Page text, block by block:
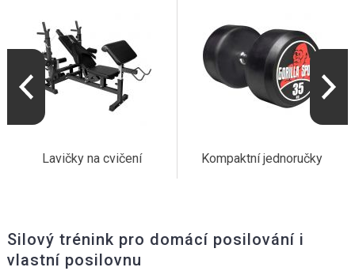
Lavičky na cvičení Kompaktní jednoručky
Silový trénink pro domácí posilování i
vlastní posilovnu